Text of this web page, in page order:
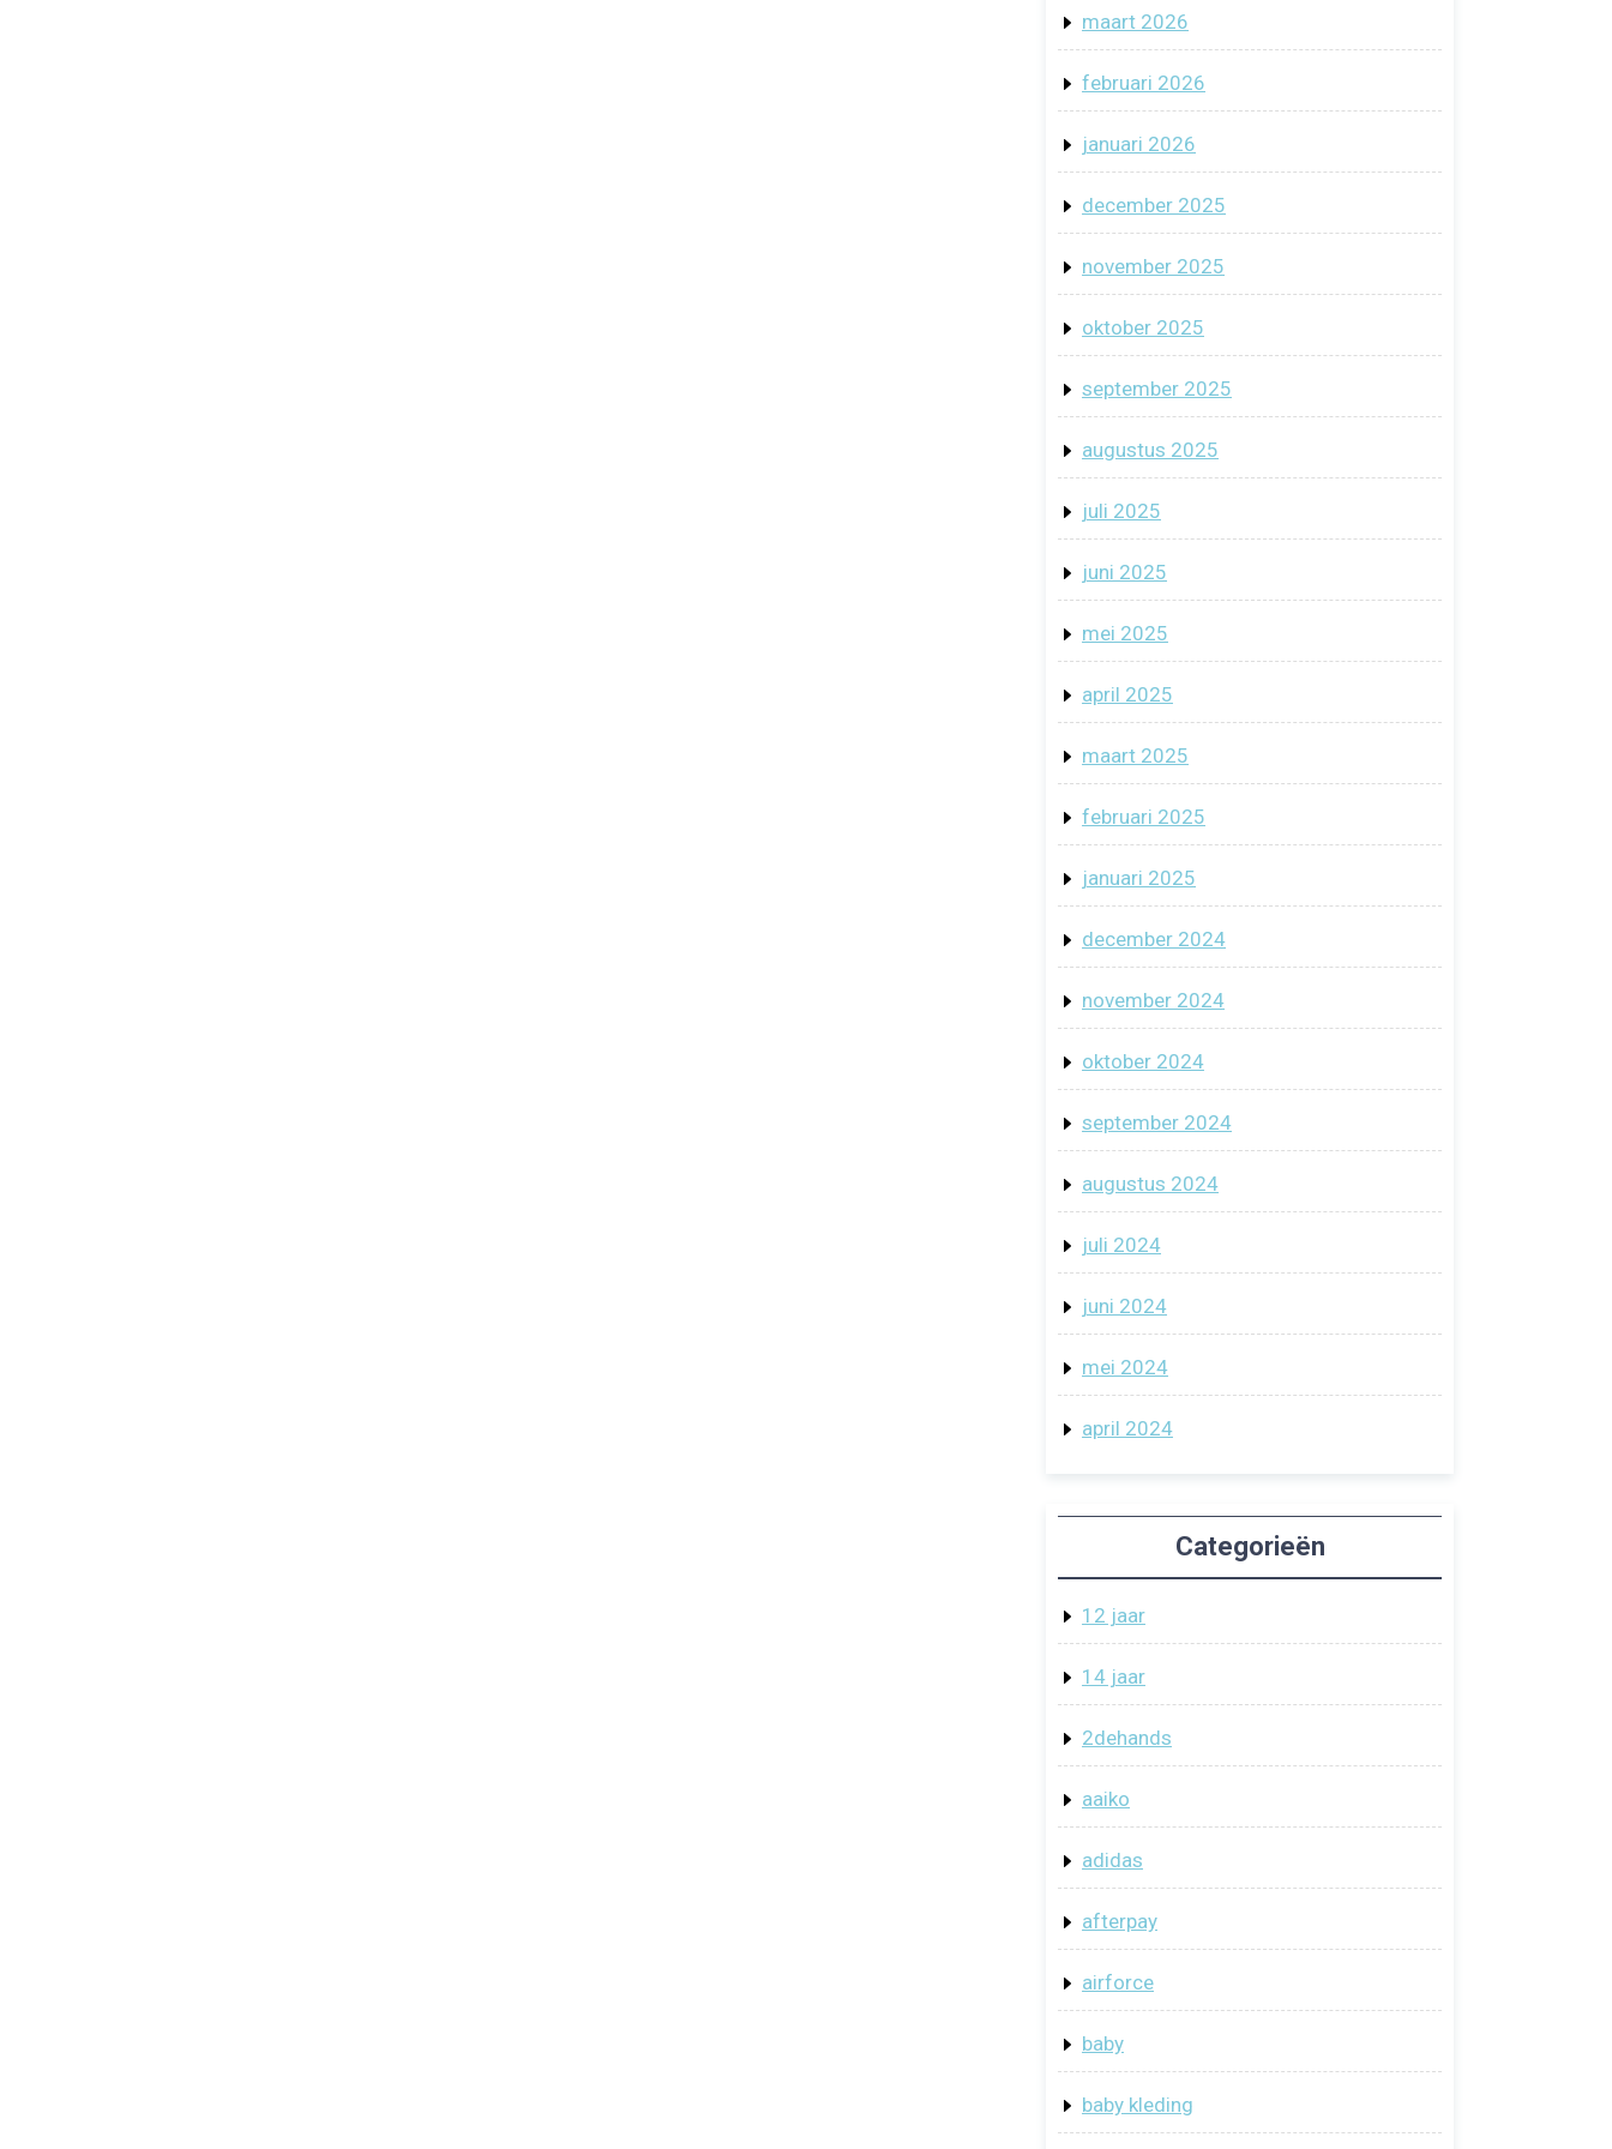
maart 2026
februari 2026
januari 2026
december 2025
november 2025
oktober 2025
september 2025
augustus 2025
juli 2025
juni 2025
mei 2025
april 2025
maart 2025
februari 2025
januari 2025
december 2024
november 2024
oktober 2024
september 2024
augustus 2024
juli 2024
juni 2024
mei 2024
april 2024
Categorieën
12 jaar
14 jaar
2dehands
aaiko
adidas
afterpay
airforce
baby
baby kleding